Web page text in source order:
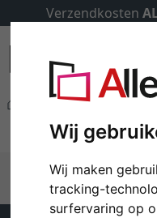
Wij
Wij maken
tracking-
surfervaring op
Verzendkosten
Andere producten